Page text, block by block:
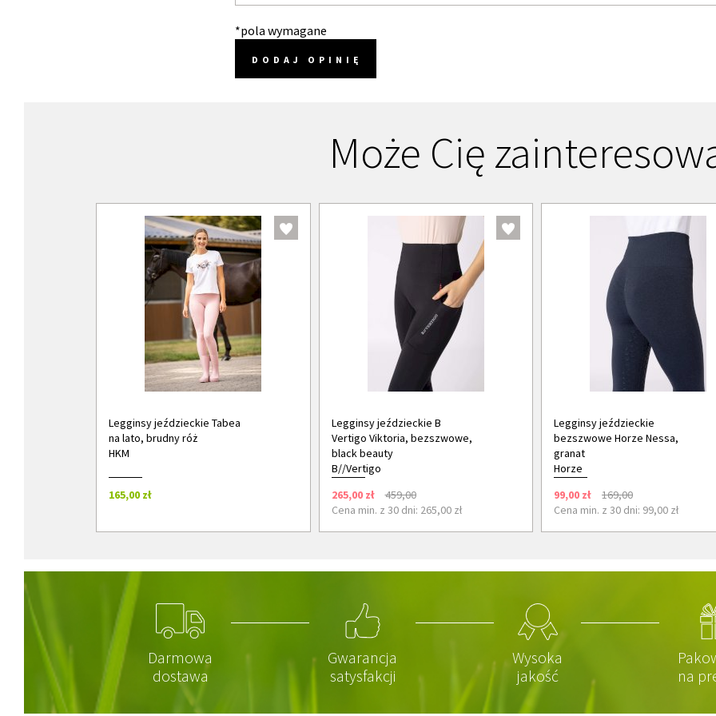
*pola wymagane
DODAJ OPINIĘ
Może Cię
Legginsy jeździeckie Tabea
na lato, brudny róż
HKM
165,00 zł
Legginsy jeździeckie B
Vertigo Viktoria, bezszwowe,
black beauty
B//Vertigo
265,00 zł
459,00
Cena min. z 30 dni: 265,00 zł
Legginsy jeździeckie
bezszwowe Horze Nessa,
granat
Horze
99,00 zł
169,00
Cena min. z 30 dni: 99,00 zł
Darmowa
dostawa
Gwarancja
satysfakcji
Wysoka
jakość
na